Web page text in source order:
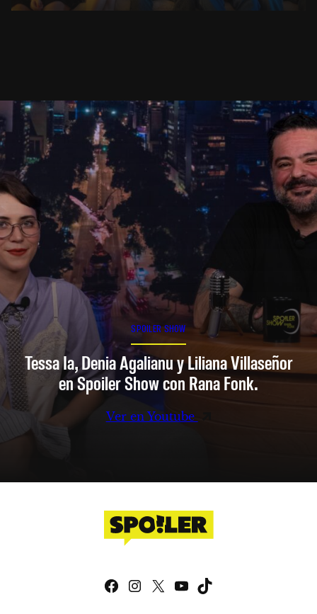
SPOILER SHOW
Tessa Ia, Denia Agalianu y Liliana Villaseñor
en Spoiler Show con Rana Fonk.
Ver en Youtube
Facebook
Instagram
X YouTube